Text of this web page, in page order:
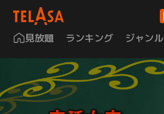
見放題 ランキング ジャンル